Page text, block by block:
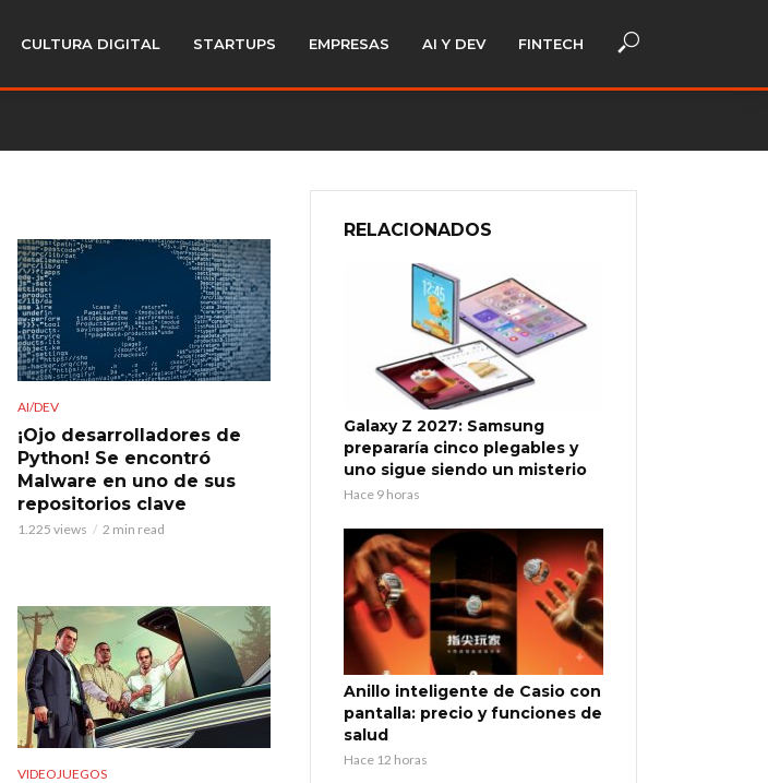
CULTURA DIGITAL STARTUPS EMPRESAS AI Y DEV FINTECH
AI/DEV
¡Ojo desarrolladores de
Python! Se encontró
Malware en uno de sus
repositorios clave
1.225 views 2 min read
VIDEOJUEGOS
RELACIONADOS
Galaxy Z 2027: Samsung
prepararía cinco plegables y
uno sigue siendo un misterio
Hace 9 horas
Anillo inteligente de Casio con
pantalla: precio y funciones de
salud
Hace 12 horas